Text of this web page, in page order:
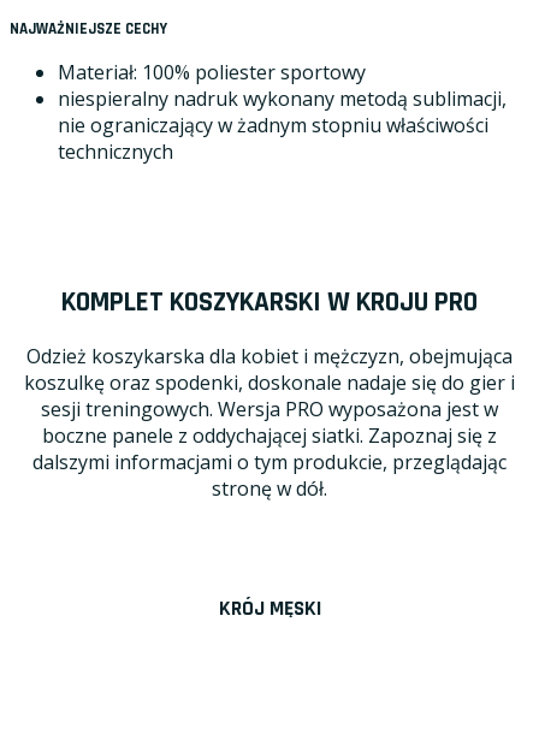
NAJWAŻNIEJSZE CECHY
Materiał: 100% poliester sportowy
niespieralny nadruk wykonany metodą sublimacji,
nie ograniczający w żadnym stopniu właściwości
technicznych
KOMPLET KOSZYKARSKI W KROJU PRO
Odzież koszykarska dla kobiet i mężczyzn, obejmująca
koszulkę oraz spodenki, doskonale nadaje się do gier i
sesji treningowych. Wersja PRO wyposażona jest w
boczne panele z oddychającej siatki. Zapoznaj się z
dalszymi informacjami o tym produkcie, przeglądając
stronę w dół.
KRÓJ MĘSKI